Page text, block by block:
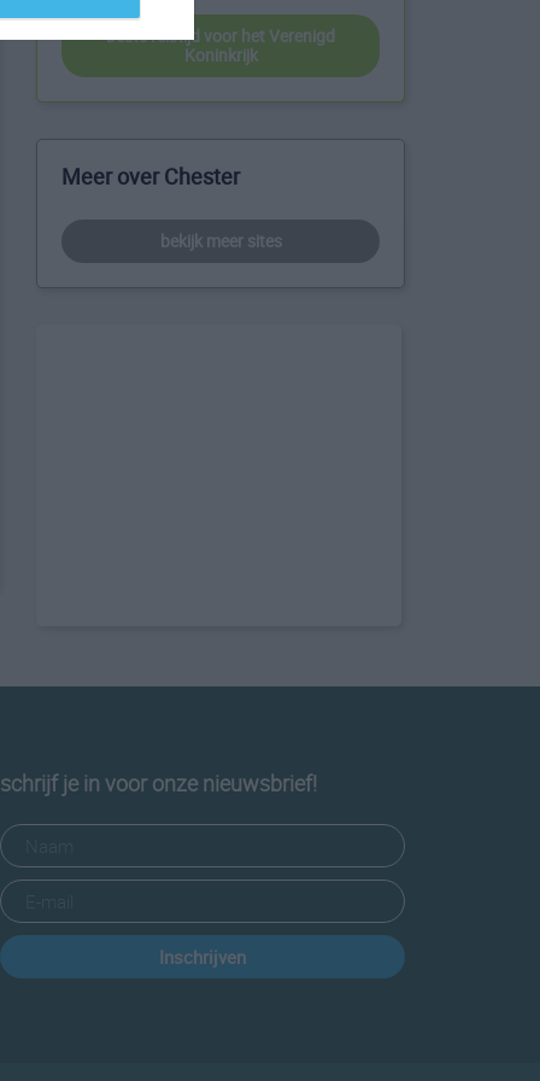
beste reistijd voor het Verenigd
Koninkrijk
Meer over Chester
bekijk meer sites
schrijf je in voor onze nieuwsbrief!
Inschrijven